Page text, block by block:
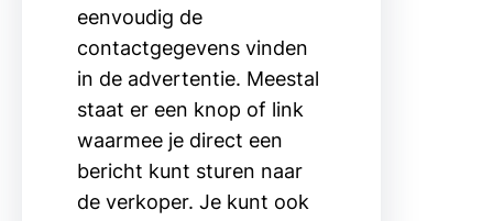
eenvoudig de
contactgegevens vinden
in de advertentie. Meestal
staat er een knop of link
waarmee je direct een
bericht kunt sturen naar
de verkoper. Je kunt ook